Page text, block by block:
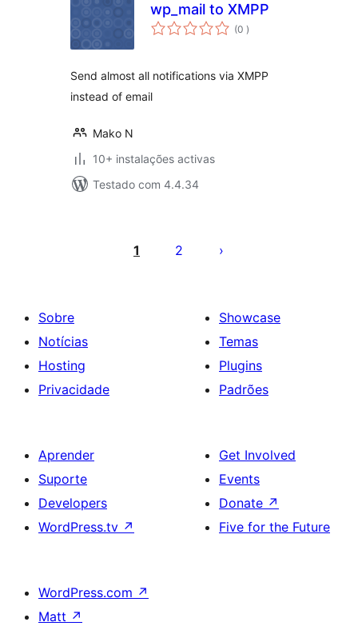
wp_mail to XMPP
(0 classificações
)
Send almost all notifications via XMPP
instead of email
Mako N
10+ instalações activas
Testado com 4.4.34
1 2
Sobre
Notícias
Hosting
Privacidade
Showcase
Temas
Plugins
Padrões
Aprender
Suporte
Developers
WordPress.tv ↗
Get Involved
Events
Donate ↗
Five for the Future
WordPress.com ↗
Matt ↗